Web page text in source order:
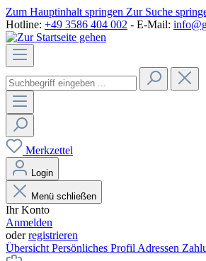
Zum Hauptinhalt springen Zur Suche
Hotline: +49 3586 404 002 - E-Mail:
Merkzettel
Login
Menü schließen
Ihr Konto
Anmelden
oderregistrieren
Übersicht Persönliches Profil Adressen